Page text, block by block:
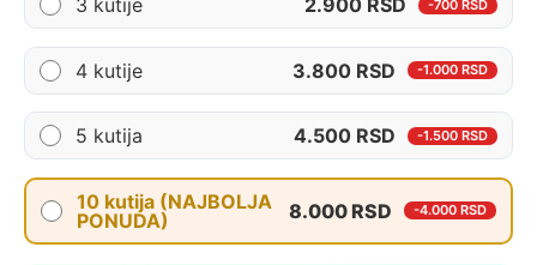
3 kutije 2.900 RSD -700 RSD
4 kutije 3.800 RSD -1.000 RSD
5 kutija 4.500 RSD -1.500 RSD
10 kutija (NAJBOLJA
PONUDA)
8.000 RSD -4.000 RSD